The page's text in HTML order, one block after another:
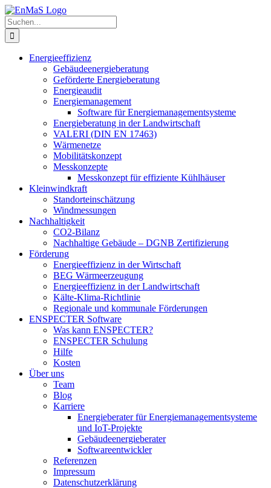
Zum
Inhalt
springen
Suche
nach:
Energieeffizienz
Gebäudeenergieberatung
Geförderte Energieberatung
Energieaudit
Energiemanagement
Software für Energiemanagementsysteme
Energieberatung in der Landwirtschaft
VALERI (DIN EN 17463)
Wärmenetze
Mobilitätskonzept
Messkonzepte
Messkonzept für effiziente Kühlhäuser
Kleinwindkraft
Standorteinschätzung
Windmessungen
Nachhaltigkeit
CO2-Bilanz
Nachhaltige Gebäude – DGNB Zertifizierung
Förderung
Energieeffizienz in der Wirtschaft
BEG Wärmeerzeugung
Energieeffizienz in der Landwirtschaft
Kälte-Klima-Richtlinie
Regionale und kommunale Förderungen
ENSPECTER Software
Was kann ENSPECTER?
ENSPECTER Schulung
Hilfe
Kosten
Über uns
Team
Blog
Karriere
Energieberater für Energiemanagementsysteme
und IoT-Projekte
Gebäudeenergieberater
Softwareentwickler
Referenzen
Impressum
Datenschutzerklärung